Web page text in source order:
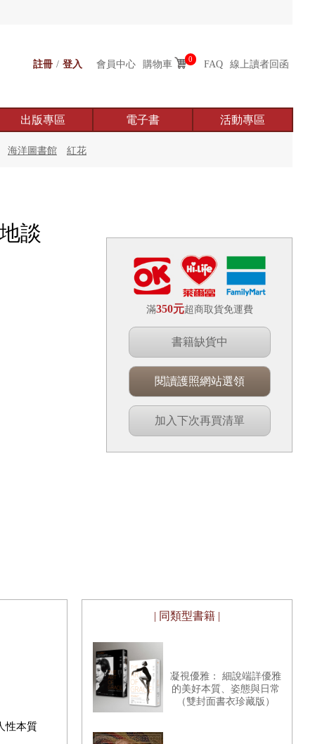
註冊 / 登入 會員中心 購物車 0 FAQ 線上讀者回函
出版專區 電子書 活動專區
海洋圖書館 紅花
談
滿350元超商取貨免運費
書籍缺貨中
閱讀護照網站選領
加入下次再買清單
性本質
| 同類型書籍 |
凝視優雅： 細說端詳優雅
的美好本質、姿態與日常
（雙封面書衣珍藏版）